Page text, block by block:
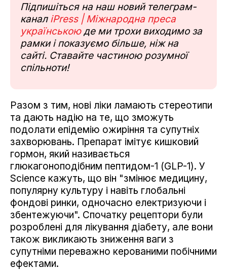
Підпишіться на наш новий телеграм-
канал iPress | Міжнародна преса
українськоюде ми трохи виходимо за
рамки і показуємо більше, ніж на
сайті. Ставайте частиною розумної
спільноти!
Разом з тим, нові ліки ламають стереотипи
та дають надію на те, що зможуть
подолати епідемію ожиріння та супутніх
захворювань. Препарат імітує кишковий
гормон, який називається
глюкагоноподібним пептидом-1 (GLP-1). У
Science кажуть, що він "змінює медицину,
популярну культуру і навіть глобальні
фондові ринки, одночасно електризуючи і
збентежуючи". Спочатку рецептори були
розроблені для лікування діабету, але вони
також викликають зниження ваги з
супутніми переважно керованими побічними
ефектами.